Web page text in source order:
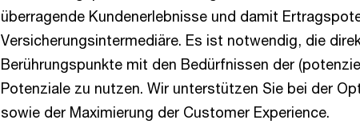
überragende Kundenerlebnisse und damit
Versicherungsintermediäre. Es ist notwendig, die
Berührungspunkte mit den Bedürfnissen der
Potenziale zu nutzen. Wir unterstützen Sie bei der
sowie der Maximierung der Customer Experience.